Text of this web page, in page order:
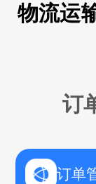
物流运
订
订单